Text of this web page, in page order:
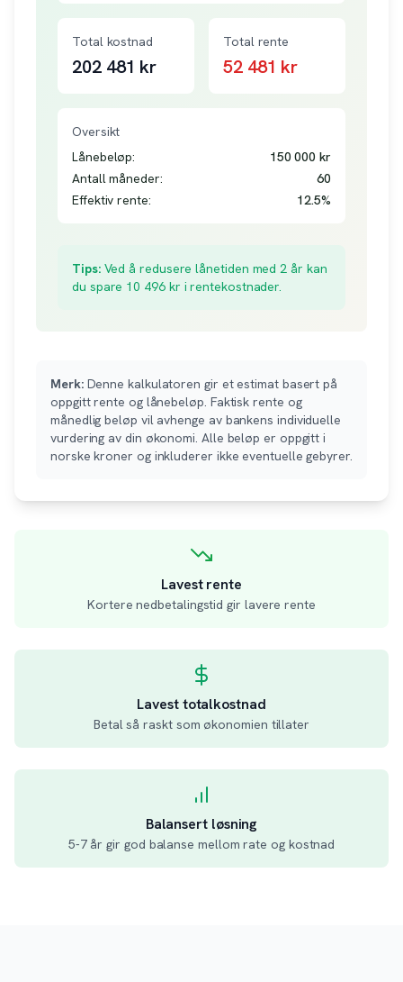
Total kostnad
202 481 kr
Total rente
52 481 kr
Oversikt
Lånebeløp:
150 000 kr
Antall måneder:
60
Effektiv rente:
12.5%
Tips:Ved å redusere lånetiden med 2 år kan
du spare 10 496kr i rentekostnader.
Merk:Denne kalkulatoren gir et estimat basert på
oppgitt rente og lånebeløp. Faktisk rente og
månedlig beløp vil avhenge av bankens individuelle
vurdering av din økonomi. Alle beløp er oppgitt i
norske kroner og inkluderer ikke eventuelle gebyrer.
Lavest rente
Kortere nedbetalingstid gir lavere rente
Lavest totalkostnad
Betal så raskt som økonomien tillater
Balansert løsning
5-7 år gir god balanse mellom rate og kostnad